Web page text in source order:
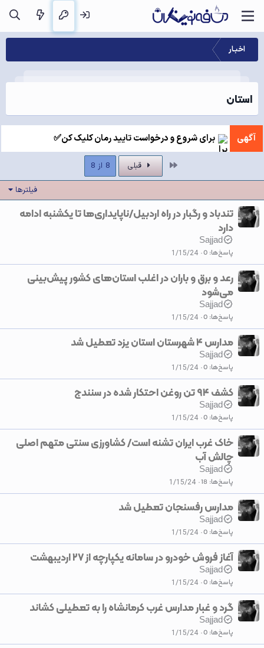
اخبـار
استان
آگهی برای شروع و درخواست تایید رمان کلیک کن✅
قبلی 8 از 8
فیلترها
تندباد و رگبار در راه اردبیل/ناپایداری‌ها تا یکشنبه ادامه
دارد
Sajjad
پاسخ‌ها 0
1/15/24
رعد و برق و باران در اغلب استان‌های کشور پیش‌بینی
می‌شود
Sajjad
پاسخ‌ها 0
1/15/24
مدارس ۴ شهرستان استان یزد تعطیل شد
Sajjad
پاسخ‌ها 0
1/15/24
کشف ۹۴ تن روغن احتکار شده در سنندج
Sajjad
پاسخ‌ها 0
1/15/24
خاک غرب ایران تشنه است/ کشاورزی سنتی متهم اصلی
چالش آب
Sajjad
پاسخ‌ها 18
1/15/24
مدارس رفسنجان تعطیل شد
Sajjad
پاسخ‌ها 0
1/15/24
آغاز فروش خودرو در سامانه یکپارچه از ۲۷ اردیبهشت
Sajjad
پاسخ‌ها 0
1/15/24
گرد و غبار مدارس غرب کرمانشاه را به تعطیلی کشاند
Sajjad
پاسخ‌ها 0
1/15/24